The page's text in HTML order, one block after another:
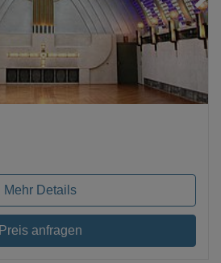
Mehr Details
Preis anfragen